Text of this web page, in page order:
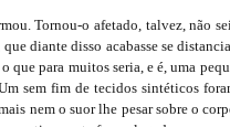
Tornou-o afetado, talvez, não
diante disso acabasse se
que para muitos seria, e é, uma
sem fim de tecidos sintéticos
nem o suor lhe pesar sobre o